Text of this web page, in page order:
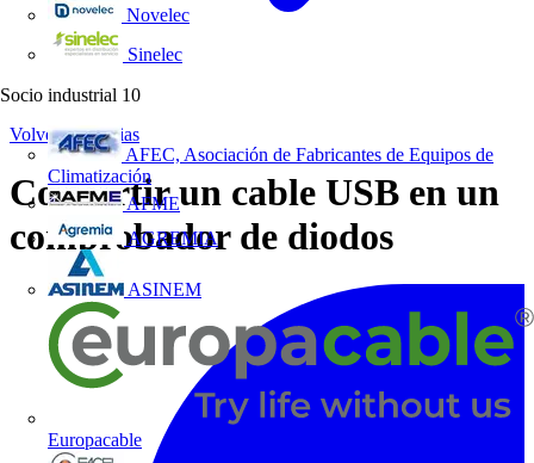
Novelec
Sinelec
Socio industrial 10
AFEC, Asociación de Fabricantes de Equipos de
Climatización
AFME
AGREMIA
ASINEM
Europacable
Volver a Noticias
Convertir un cable USB en un
comprobador de diodos